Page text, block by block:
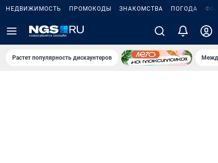
НЕДВИЖИМОСТЬ ПРОМОКОДЫ ЗНАКОМСТВА ПОГОДА
Растет популярность дискаунтеров